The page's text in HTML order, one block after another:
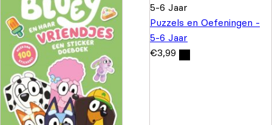
Puzzels en Oefeningen -
5-6 Jaar
€3,99